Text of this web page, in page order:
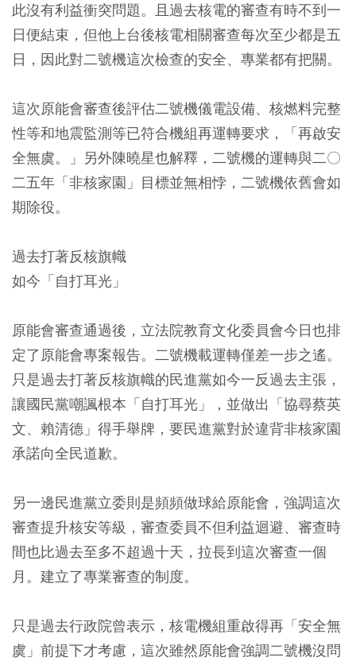
此沒有利益衝突問題。且過去核電的審查有時不到一
日便結束，但他上台後核電相關審查每次至少都是五
日，因此對二號機這次檢查的安全、專業都有把關。
這次原能會審查後評估二號機儀電設備、核燃料完整
性等和地震監測等已符合機組再運轉要求，「再啟安
全無虞。」另外陳曉星也解釋，二號機的運轉與二〇
二五年「非核家園」目標並無相悖，二號機依舊會如
期除役。
過去打著反核旗幟
如今「自打耳光」
原能會審查通過後，立法院教育文化委員會今日也排
定了原能會專案報告。二號機載運轉僅差一步之遙。
只是過去打著反核旗幟的民進黨如今一反過去主張，
讓國民黨嘲諷根本「自打耳光」，並做出「協尋蔡英
文、賴清德」得手舉牌，要民進黨對於違背非核家園
承諾向全民道歉。
另一邊民進黨立委則是頻頻做球給原能會，強調這次
審查提升核安等級，審查委員不但利益迴避、審查時
間也比過去至多不超過十天，拉長到這次審查一個
月。建立了專業審查的制度。
只是過去行政院曾表示，核電機組重啟得再「安全無
虞」前提下才考慮，這次雖然原能會強調二號機沒問